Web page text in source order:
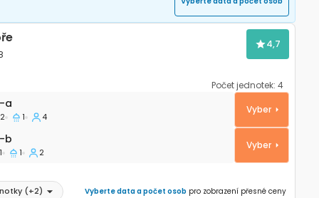
4,7
Počet jednotek: 4
Veli Rat, Dugi otok A-438-a
a
2 1 4
Vyber
b
b
1 1 2
Vyber
(+2) Vyberte data a počet osob pro zobrazení přesné ceny